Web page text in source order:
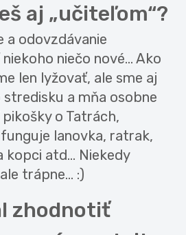
aj „učiteľom“?
a odovzdávanie
niečo nové... Ako
len lyžovať, ale sme aj
a mňa osobne
o Tatrách,
lanovka, ratrak,
kopci atd... Niekedy
trápne... :)
zhodnotiť